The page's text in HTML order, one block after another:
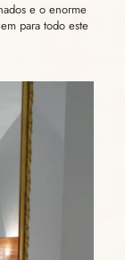
e o enorme
para todo este